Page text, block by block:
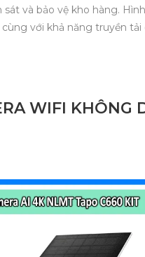
sát và bảo vệ kho hàng.
với khả năng truyền tải
bị cũng cho phép thu âm
sản phẩm còn hỗ trợ chức
thông qua giao diện
WIFI KHÔNG